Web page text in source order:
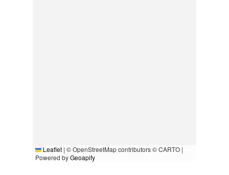
Leaflet | © OpenStreetMap contributors © CARTO |
Powered byGeoapify